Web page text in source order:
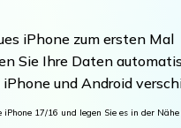
iPhone zum ersten Mal
Sie Ihre Daten
und Android
iPhone 17/16 und legen Sie es in der Nähe